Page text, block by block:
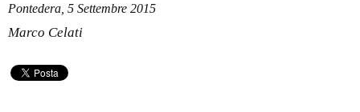
Pontedera, 5 Settembre 2015
Marco Celati